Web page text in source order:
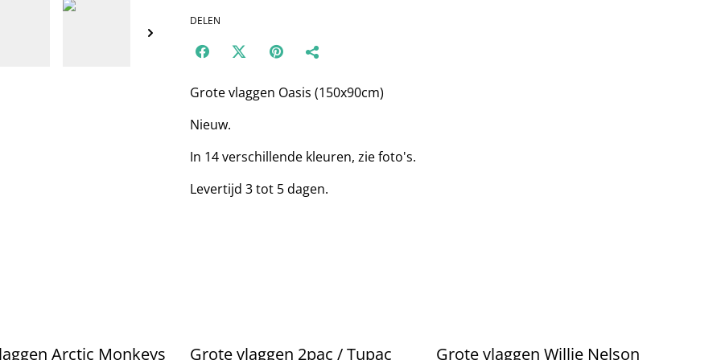
DELEN
Grote vlaggen Oasis (150x90cm)
Nieuw.
In 14 verschillende kleuren, zie foto's.
Levertijd 3 tot 5 dagen.
Arctic Monkeys Grote vlaggen 2pac / Tupac Grote vlaggen Willie Nelson